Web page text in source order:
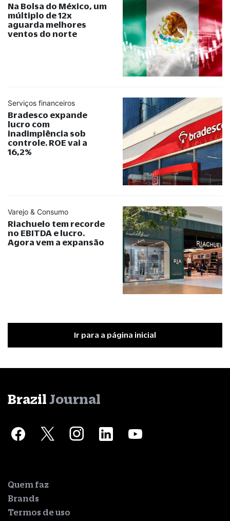
Na Bolsa do México, um
múltiplo de 12x
aguarda melhores
ventos do norte
Serviços financeiros
Bradesco expande
lucro com
inadimplência sob
controle. ROE vai a
16,2%
Varejo & Consumo
Riachuelo tem recorde
no EBITDA e lucro.
Agora vem a expansão
Ir para a página inicial
Brazil Journal
Quem faz
Brands
Termos de uso